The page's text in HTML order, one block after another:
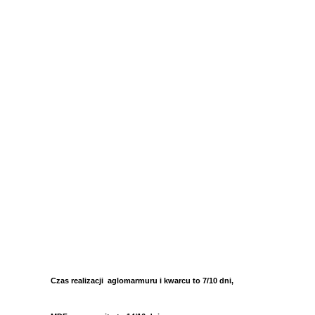
Czas realizacji aglomarmuru i kwarcu to 7/10 dni,